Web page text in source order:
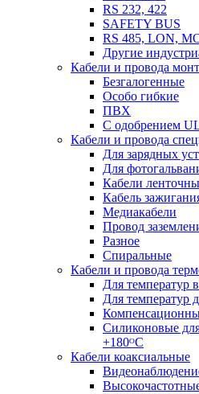
RS 232, 422
SAFETY BUS
RS 485, LON,
Другие
Кабели и провода
Безгалогенные
Особо гибкие
ПВХ
С одобрением
Кабели и провода
Для зарядных
Для
Кабели
Кабель
Медиакабели
Провод
Разное
Спиральные
Кабели и провода
Для температур
Для температур
Силиконовые
+180ᴼС
Кабели коаксиальные